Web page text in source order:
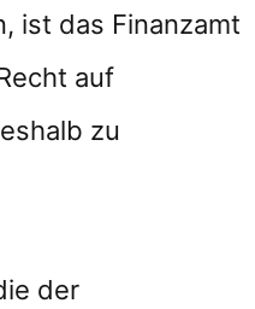
ist das Finanzamt
auf
zu
der